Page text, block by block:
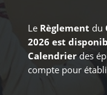
Le Règlement du
2026 est
Calendrierdes
compte pour